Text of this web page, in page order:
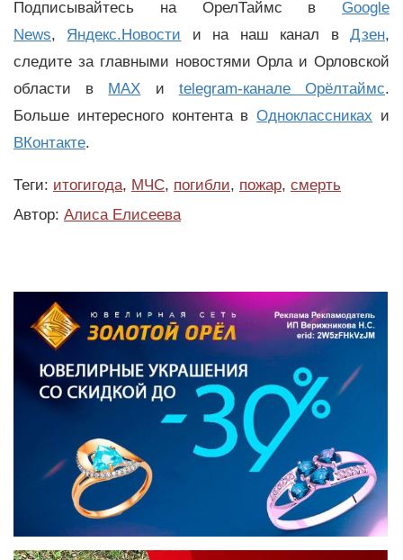
Подписывайтесь на ОрелТаймс в Google
News, Яндекс.Новости и на наш канал вДзен,
следите за главными новостями Орла и Орловской
области в MAX и telegram-канале Орёлтаймс.
Больше интересного контента вОдноклассниках и
ВКонтакте.
Теги: итогигода, МЧС, погибли, пожар, смерть
Автор: Алиса Елисеева